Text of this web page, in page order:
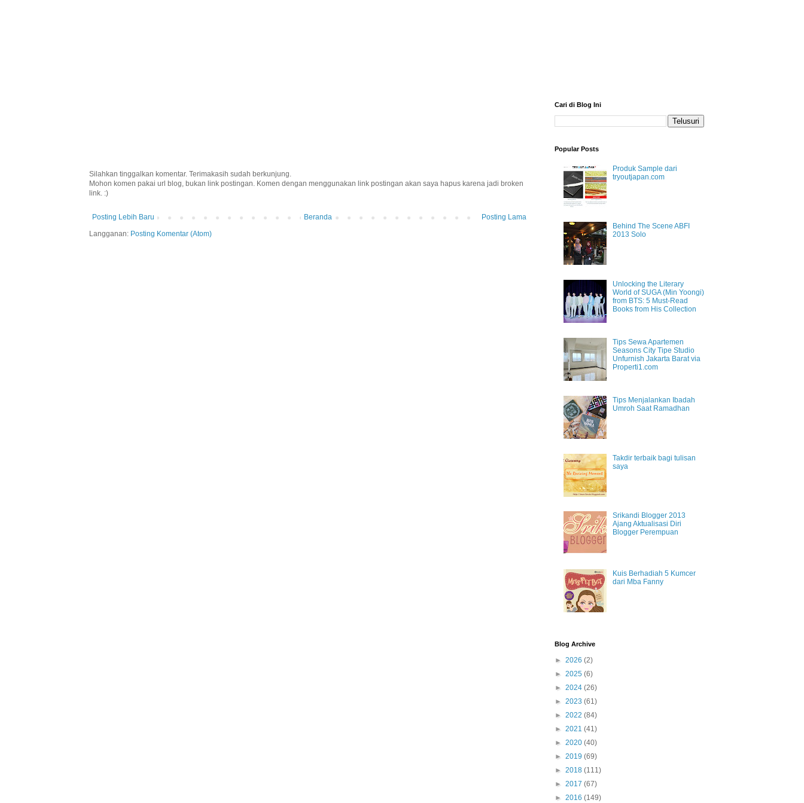
Silahkan tinggalkan komentar. Terimakasih sudah berkunjung.
Mohon komen pakai url blog, bukan link postingan. Komen dengan menggunakan link postingan akan saya hapus karena jadi broken
link. :)
Posting Lebih Baru Posting Lama
Beranda
Langganan: Posting Komentar (Atom)
Cari di Blog Ini
Popular Posts
Produk Sample dari
tryoutjapan.com
Behind The Scene ABFI
2013 Solo
Unlocking the Literary
World of SUGA (Min Yoongi)
from BTS: 5 Must-Read
Books from His Collection
Tips Sewa Apartemen
Seasons City Tipe Studio
Unfurnish Jakarta Barat via
Properti1.com
Tips Menjalankan Ibadah
Umroh Saat Ramadhan
Takdir terbaik bagi tulisan
saya
Srikandi Blogger 2013
Ajang Aktualisasi Diri
Blogger Perempuan
Kuis Berhadiah 5 Kumcer
dari Mba Fanny
Blog Archive
► 2026 (2)
► 2025 (6)
► 2024 (26)
► 2023 (61)
► 2022 (84)
► 2021 (41)
► 2020 (40)
► 2019 (69)
► 2018 (111)
► 2017 (67)
► 2016 (149)